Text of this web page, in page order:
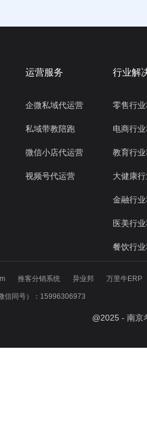
运营服务
企微私域代运营
私域带教陪跑
微信小店代运营
视频号代运营
行业解
零售行
电商行
教育行
大健康
金融行
医美行
餐饮行
推客分销系统 异业邦 万里牛ERP
信同号）：15996306973
@2025 - 南京